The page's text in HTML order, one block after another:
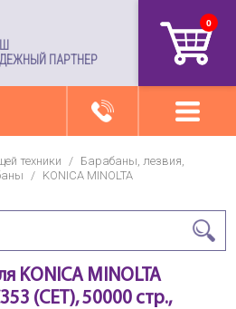
ПАРТНЕР
0
техники /
Барабаны, лезвия,
/ KONICA MINOLTA
KONICA MINOLTA
(CET), 50000 стр.,